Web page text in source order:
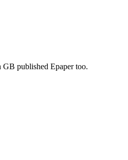
published Epaper too.